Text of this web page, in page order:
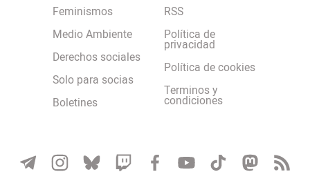
Feminismos
Medio Ambiente
Derechos sociales
Solo para socias
Boletines
RSS
Política de
privacidad
Política de cookies
Terminos y
condiciones